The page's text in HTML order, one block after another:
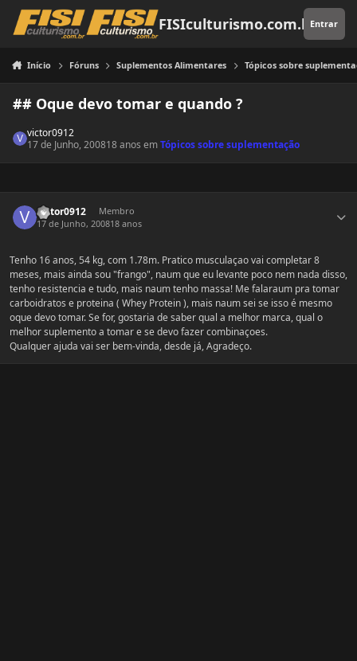
Pular para o conteúdo
FISIculturismo.com.brEntrar
Início Fóruns Suplementos Alimentares Tópicos sobre
## Oque devo tomar e quando ?
victor0912
17 de Junho, 200818 anos emTópicos sobre suplementação
victor0912
Membro
17 de Junho, 200818 anos
Tenho 16 anos, 54 kg, com 1.78m. Pratico musculaçao vai completar 8
meses, mais ainda sou "frango", naum que eu levante poco nem nada disso,
tenho resistencia e tudo, mais naum tenho massa! Me falaraum pra tomar
carboidratos e proteina ( Whey Protein ), mais naum sei se isso é mesmo
oque devo tomar. Se for, gostaria de saber qual a melhor marca, qual o
melhor suplemento a tomar e se devo fazer combinaçoes.
Qualquer ajuda vai ser bem-vinda, desde já, Agradeço.